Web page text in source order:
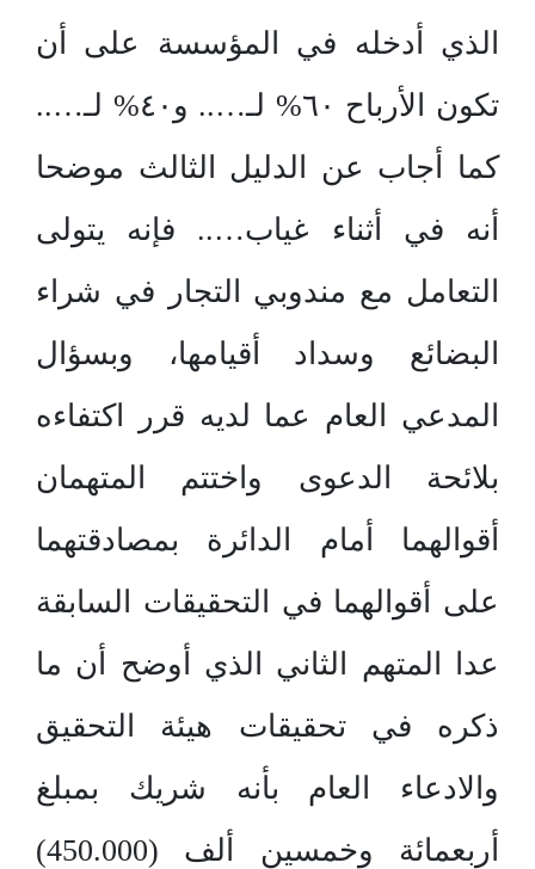
الذي أدخله في المؤسسة على أن
تكون الأرباح ٦٠% لـ….. و٤٠% لـ…..
كما أجاب عن الدليل الثالث موضحا
أنه في أثناء غياب….. فإنه يتولى
التعامل مع مندوبي التجار في شراء
البضائع وسداد أقيامها، وبسؤال
المدعي العام عما لديه قرر اكتفاءه
بلائحة الدعوى واختتم المتهمان
أقوالهما أمام الدائرة بمصادقتهما
على أقوالهما في التحقيقات السابقة
عدا المتهم الثاني الذي أوضح أن ما
ذكره في تحقيقات هيئة التحقيق
والادعاء العام بأنه شريك بمبلغ
أربعمائة وخمسين ألف (450.000)